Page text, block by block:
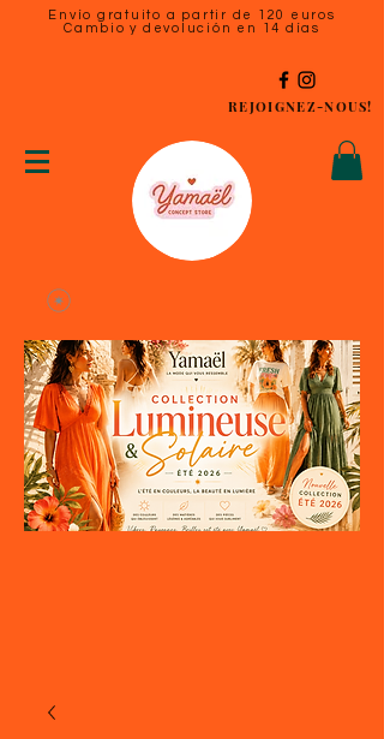
Envío gratuito a partir de 120 euros
Cambio y devolución en 14 días
REJOIGNEZ-NOUS!